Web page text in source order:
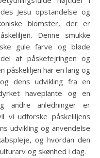
Jesu opstandelse og
blomster, der er
Denne smukke
gule farve og bløde
af påskefejringen og
påskeliljen har en lang og
dens udvikling fra en
haveplante og en
andre anledninger er
vi udforske påskeliljens
udvikling og anvendelse
og hvordan den
og skønhed i dag.